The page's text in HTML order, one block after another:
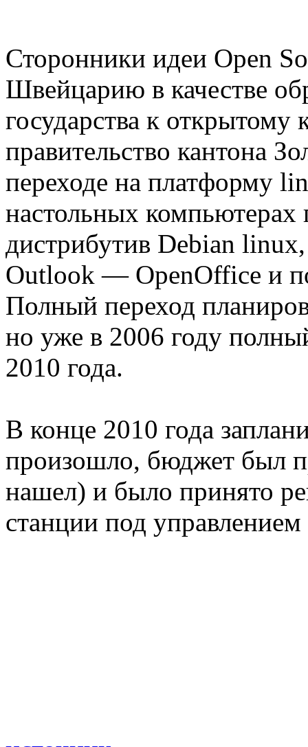
Сторонники идеи Open
Швейцарию в качестве
государства к
правительство кантона
переходе на платформу
настольных компьютерах
дистрибутив Debian
Outlook — OpenOffice и
Полный переход
но уже в 2006 году
2010 года.
В конце 2010 года
произошло, бюджет был
нашел) и было принято
станции под